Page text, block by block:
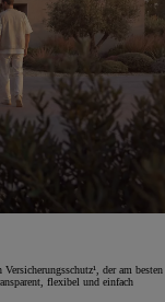
der am besten
flexibel und einfach